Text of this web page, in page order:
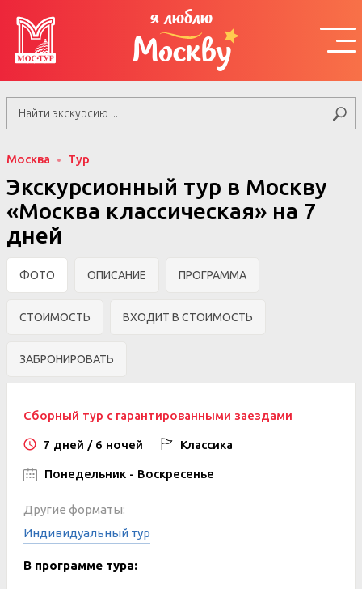
я люблю
Москву
Москва Тур
Экскурсионный тур в Москву
«Москва классическая» на 7
дней
ФОТО ОПИСАНИЕ ПРОГРАММА
СТОИМОСТЬ ВХОДИТ В СТОИМОСТЬ
ЗАБРОНИРОВАТЬ
Сборный тур с гарантированными заездами
7 дней / 6 ночей Классика
Понедельник - Воскресенье
Другие форматы:
Индивидуальный тур
В программе тура: